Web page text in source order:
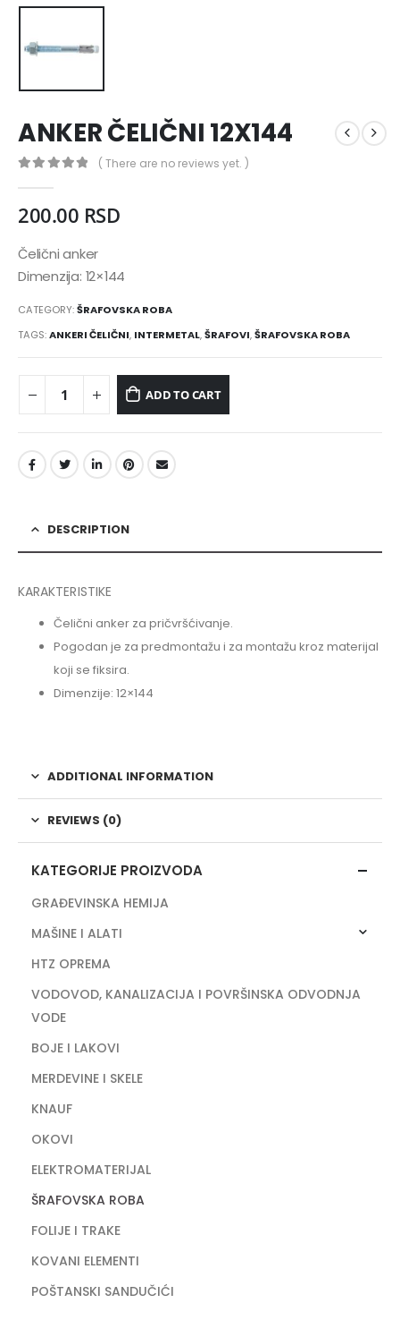
ANKER ČELIČNI 12X144
( There are no reviews yet. )
200.00 RSD
Čelični anker
Dimenzija: 12×144
CATEGORY:ŠRAFOVSKA ROBA
TAGS:ANKERI ČELIČNI, INTERMETAL,ŠRAFOVI,ŠRAFOVSKA ROBA
ADD TO CART
DESCRIPTION
KARAKTERISTIKE
Čelični anker za pričvršćivanje.
Pogodan je za predmontažu i za montažu kroz materijal
koji se fiksira.
Dimenzije: 12×144
ADDITIONAL INFORMATION
REVIEWS (0)
KATEGORIJE PROIZVODA
GRAĐEVINSKA HEMIJA
MAŠINE I ALATI
HTZ OPREMA
VODOVOD, KANALIZACIJA I POVRŠINSKA ODVODNJA
VODE
BOJE I LAKOVI
MERDEVINE I SKELE
KNAUF
OKOVI
ELEKTROMATERIJAL
ŠRAFOVSKA ROBA
FOLIJE I TRAKE
KOVANI ELEMENTI
POŠTANSKI SANDUČIĆI